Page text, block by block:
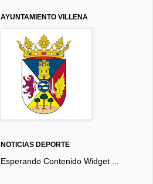
AYUNTAMIENTO VILLENA
NOTICIAS DEPORTE
Esperando Contenido Widget ...